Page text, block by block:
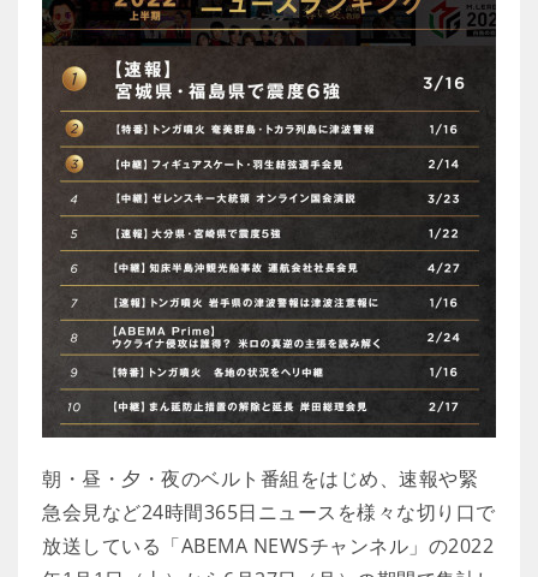
朝・昼・夕・夜のベルト番組をはじめ、速報や緊
急会見など24時間365日ニュースを様々な切り口で
放送している「ABEMA NEWSチャンネル」の2022